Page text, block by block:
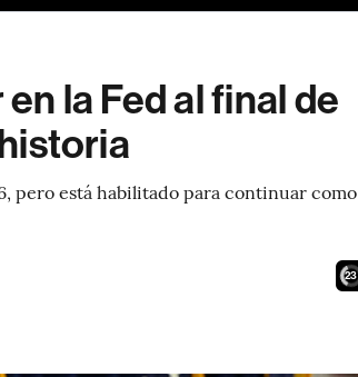
la Fed al final de
pero está habilitado para continuar como
21